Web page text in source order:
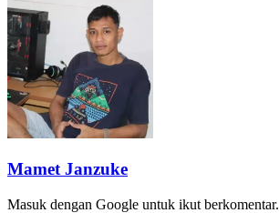
Mamet Janzuke
Masuk dengan Google untuk ikut berkomentar.